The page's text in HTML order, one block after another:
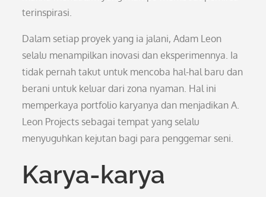
terinspirasi.
Dalam setiap proyek yang ia jalani, Adam Leon
selalu menampilkan inovasi dan eksperimennya. Ia
tidak pernah takut untuk mencoba hal-hal baru dan
berani untuk keluar dari zona nyaman. Hal ini
memperkaya portfolio karyanya dan menjadikan A.
Leon Projects sebagai tempat yang selalu
menyuguhkan kejutan bagi para penggemar seni.
Karya-karya